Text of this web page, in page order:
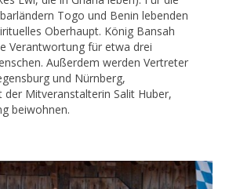
Togo und Benin lebenden
Oberhaupt. König Bansah
Verantwortung für etwa drei
Außerdem werden Vertreter
und Nürnberg,
der Mitveranstalterin Salit Huber,
beiwohnen.